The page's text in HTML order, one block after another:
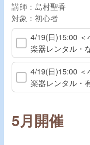
講師：島村聖香
対象：初心者
4/19(日)15:00
楽器レンタル・
4/19(日)15:00
楽器レンタル・
5月開催